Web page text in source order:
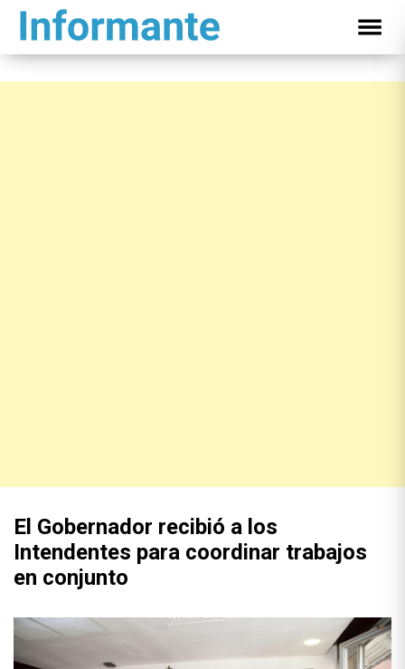
El Gobernador recibió a los
Intendentes para coordinar trabajos
en conjunto